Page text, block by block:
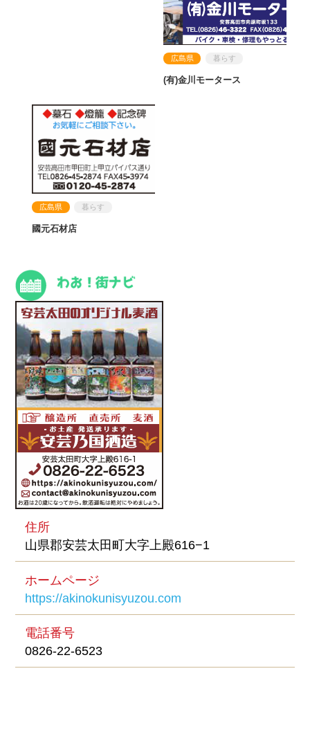
広島県 暮らす
(有)金川モータース
広島県 暮らす
國元石材店
住所
山県郡安芸太田町大字上殿616−1
ホームページ
https://akinokunisyuzou.com
電話番号
0826-22-6523